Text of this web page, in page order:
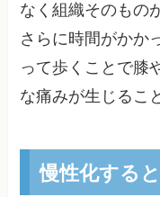
なく組織そのもの
さらに時間がかか
って歩くことで膝
な痛みが生じるこ
慢性化する